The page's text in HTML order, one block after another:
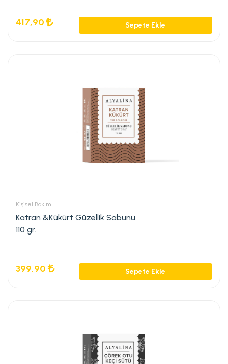
417,90 Sepete Ekle
Kişisel Bakım
Katran &Kükürt Güzellik Sabunu
110 gr.
399,90 Sepete Ekle